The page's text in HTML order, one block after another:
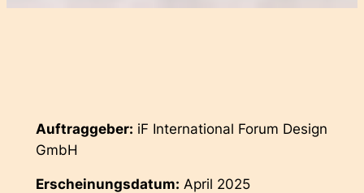
Auftraggeber: iF International Forum Design
GmbH
Erscheinungsdatum: April 2025